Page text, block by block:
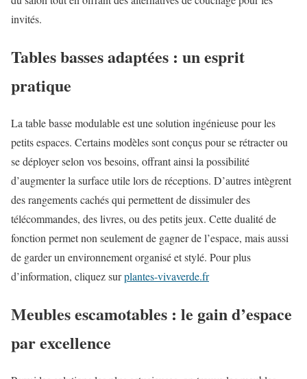
invités.
Tables basses adaptées : un esprit
pratique
La table basse modulable est une solution ingénieuse pour les
petits espaces. Certains modèles sont conçus pour se rétracter ou
se déployer selon vos besoins, offrant ainsi la possibilité
d’augmenter la surface utile lors de réceptions. D’autres intègrent
des rangements cachés qui permettent de dissimuler des
télécommandes, des livres, ou des petits jeux. Cette dualité de
fonction permet non seulement de gagner de l’espace, mais aussi
de garder un environnement organisé et stylé. Pour plus
d’information, cliquez surplantes-vivaverde.fr
Meubles escamotables : le gain d’espace
par excellence